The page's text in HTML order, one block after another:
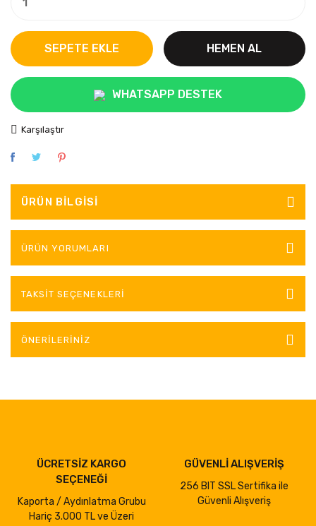
SEPETE EKLE HEMEN AL
WHATSAPP DESTEK
Karşılaştır
ÜRÜN BILGISI
ÜRÜN YORUMLARI
TAKSIT SEÇENEKLERI
ÖNERILERINIZ
ÜCRETSİZ KARGO
SEÇENEĞİ
Kaporta / Aydınlatma Grubu
Hariç 3.000 TL ve Üzeri
GÜVENLİ ALIŞVERİŞ
256 BIT SSL Sertifika ile
Güvenli Alışveriş